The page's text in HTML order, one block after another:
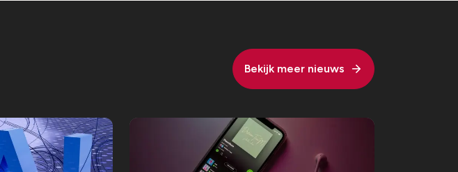
Bekijk meer nieuws